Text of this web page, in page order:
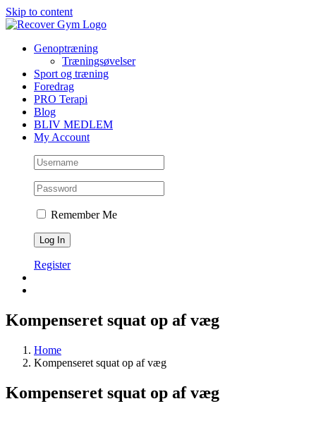
Skip to content
Genoptræning
Træningsøvelser
Sport og træning
Foredrag
PRO Terapi
Blog
BLIV MEDLEM
My Account
Remember Me
Register
Kompenseret squat op af væg
Home
Kompenseret squat op af væg
Kompenseret squat op af væg